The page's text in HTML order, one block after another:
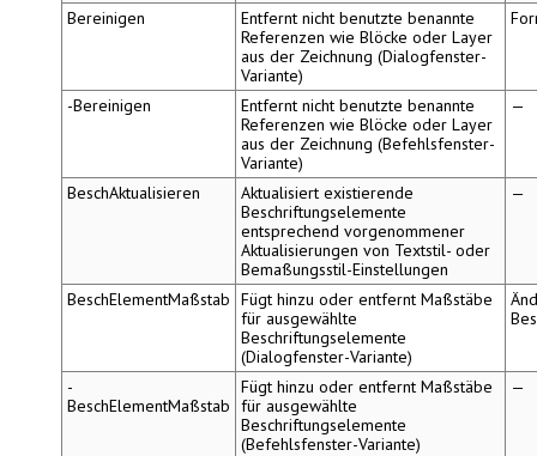
Bereinigen
Entfernt nicht benutzte benannte
Referenzen wie Blöcke oder Layer
aus der Zeichnung (Dialogfenster-
Variante)
-Bereinigen
Entfernt nicht benutzte benannte
Referenzen wie Blöcke oder Layer
aus der Zeichnung (Befehlsfenster-
Variante)
—
BeschAktualisieren
Aktualisiert existierende
Beschriftungselemente
entsprechend vorgenommener
Aktualisierungen von Textstil- oder
Bemaßungsstil-Einstellungen
—
BeschElementMaßstab Fügt hinzu oder entfernt Maßstäbe
für ausgewählte
Beschriftungselemente
(Dialogfenster-Variante)
-
BeschElementMaßstab
Fügt hinzu oder entfernt Maßstäbe
für ausgewählte
Beschriftungselemente
(Befehlsfenster-Variante)
—